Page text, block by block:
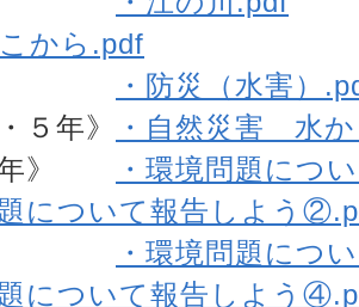
から.pdf
・防災（水害）
５年》
・自然災害 水
年》
・環境問題につ
について報告しよう
・環境問題につ
について報告しよう